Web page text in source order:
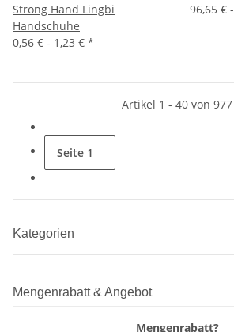
Strong Hand Lingbi
Handschuhe
0,56 € - 1,23 € *
96,65 € -
Artikel 1 - 40 von 977
Seite 1
Kategorien
Mengenrabatt & Angebot
Mengenrabatt?